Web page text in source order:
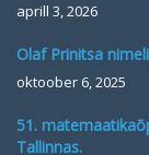
aprill 3, 2026
Olaf Prinitsa
oktoober 6, 2025
51.
Tallinnas.